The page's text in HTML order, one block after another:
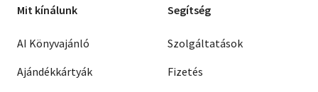
Mit kínálunk
AI Könyvajánló
Ajándékkártyák
Segítség
Szolgáltatások
Fizetés